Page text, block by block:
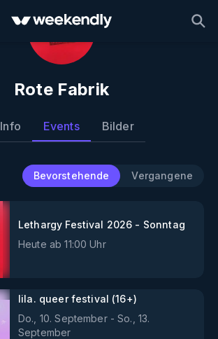
Rote Fabrik
Info Events Bilder
Bevorstehende Vergangene
Lethargy Festival 2026 - Sonntag
Heute ab 11:00 Uhr
lila. queer festival (16+)
Do., 10. September - So., 13.
September